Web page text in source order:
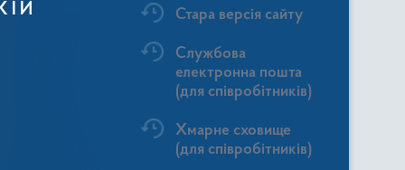
Стара версія сайту
Службова
електронна пошта
(для співробітників)
Хмарне сховище
(для співробітників)